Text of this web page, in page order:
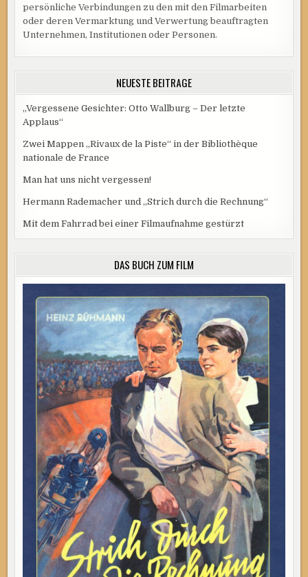
persönliche Verbindungen zu den mit den Filmarbeiten
oder deren Vermarktung und Verwertung beauftragten
Unternehmen, Institutionen oder Personen.
NEUESTE BEITRÄGE
„Vergessene Gesichter: Otto Wallburg – Der letzte
Applaus“
Zwei Mappen „Rivaux de la Piste“ in der Bibliothèque
nationale de France
Man hat uns nicht vergessen!
Hermann Rademacher und „Strich durch die Rechnung“
Mit dem Fahrrad bei einer Filmaufnahme gestürzt
DAS BUCH ZUM FILM